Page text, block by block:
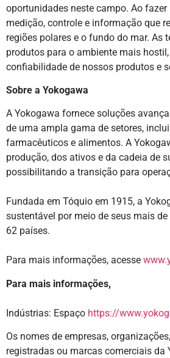
oportunidades neste campo. Ao
medição, controle e informação que
regiões polares e o fundo do mar.
produtos para o ambiente mais
confiabilidade de nossos produtos e
Sobre a Yokogawa
A Yokogawa fornece soluções
de uma ampla gama de setores,
farmacêuticos e alimentos. A
produção, dos ativos e da cadeia de
possibilitando a transição para
Fundada em Tóquio em 1915, a
sustentável por meio de seus mais
62 países.
Para mais informações, acesse
Para mais informações,
Indústrias: Espaço https://
Os nomes de empresas,
registradas ou marcas comerciais da